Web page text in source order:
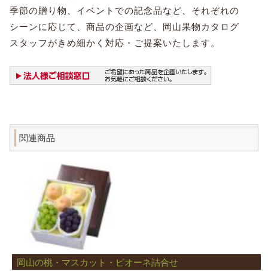
季節の贈り物、イベントでの記念品など、それぞれの
シーンに応じて、商品の企画など、岡山果物カタログ
スタッフがきめ細かく対応・ご提案いたします。
関連商品
岡山の桃・マスカット・ピオーネ詰合せ